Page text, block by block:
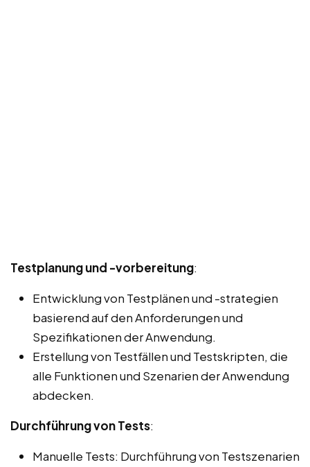
Testplanung und -vorbereitung:
Entwicklung von Testplänen und -strategien
basierend auf den Anforderungen und
Spezifikationen der Anwendung.
Erstellung von Testfällen und Testskripten, die
alle Funktionen und Szenarien der Anwendung
abdecken.
Durchführung von Tests:
Manuelle Tests: Durchführung von Testszenarien